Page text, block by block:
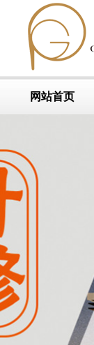
网站首页